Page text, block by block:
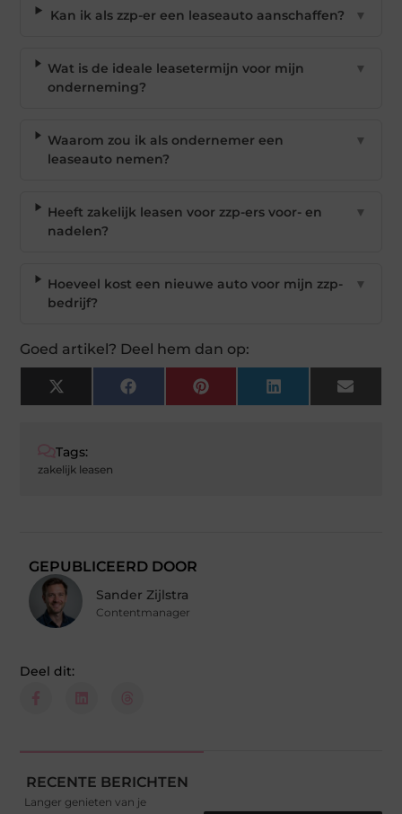
Kan ik als zzp-er een leaseauto aanschaffen? ▼
Wat is de ideale leasetermijn voor mijn
onderneming?
▼
Waarom zou ik als ondernemer een
leaseauto nemen?
▼
Heeft zakelijk leasen voor zzp-ers voor- en
nadelen?
▼
Hoeveel kost een nieuwe auto voor mijn zzp-
bedrijf?
▼
Goed artikel? Deel hem dan op:
X
(Twitter)
Facebook Pinterest LinkedIn Email
Tags:
zakelijk leasen
GEPUBLICEERD DOOR
Sander Zijlstra
Contentmanager
Deel dit:
RECENTE BERICHTEN
Langer genieten van je